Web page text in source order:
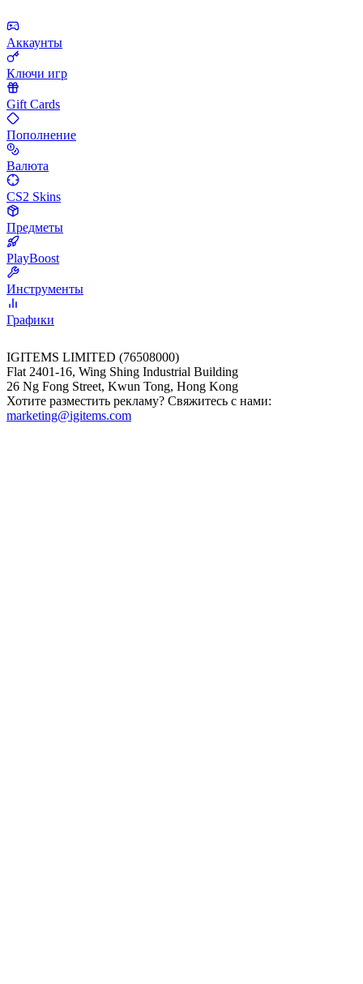
Аккаунты
Ключи игр
Gift Cards
Пополнение
Валюта
CS2 Skins
Предметы
PlayBoost
Инструменты
Графики
IGITEMS LIMITED (76508000)
Flat 2401-16, Wing Shing Industrial Building
26 Ng Fong Street, Kwun Tong, Hong Kong
Хотите разместить рекламу? Свяжитесь с нами:
marketing@igitems.com